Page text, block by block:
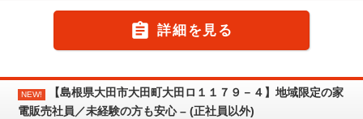
 詳細を見る
NEW!
【島根県大田市大田町大田ロ１１７９－４】地域限定の家
電販売社員／未経験の方も安心 – (正社員以外)